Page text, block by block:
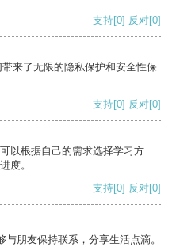
支持[0] 反对[0]
来了无限的隐私保护和安全性保
支持[0] 反对[0]
以根据自己的需求选择学习方
度。
支持[0] 反对[0]
朋友保持联系，分享生活点滴。